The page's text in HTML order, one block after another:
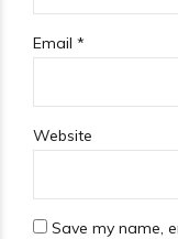
Email *
Website
Save my name,